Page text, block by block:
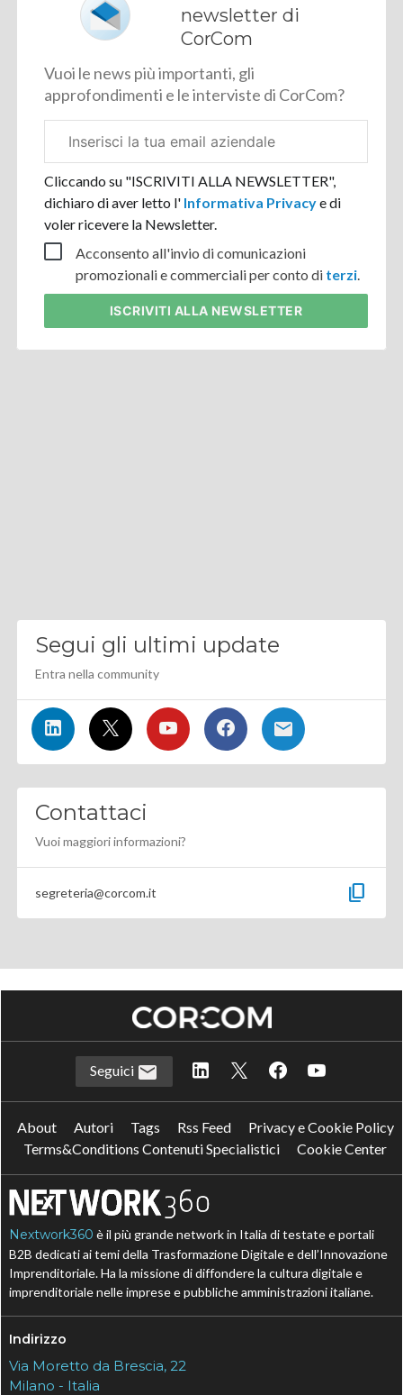
newsletter di
CorCom
Vuoi le news più importanti, gli
approfondimenti e le interviste di CorCom?
aziendale
Cliccando su "ISCRIVITI ALLA NEWSLETTER",
dichiaro di aver letto l' Informativa Privacye di
voler ricevere la Newsletter.
Acconsento all'invio di comunicazioni
promozionali e commerciali per conto di terzi.
ISCRIVITI ALLA NEWSLETTER
Segui gli ultimi update
Entra nella community
Contattaci
Vuoi maggiori informazioni?
segreteria@corcom.it content_copy
Seguici
About Autori Tags Rss Feed
Privacy e Cookie Policy
Terms&Conditions Contenuti Specialistici
Cookie Center
Nextwork360 è il più grande network in Italia di testate e portali
B2B dedicati ai temi della Trasformazione Digitale e dell’Innovazione
Imprenditoriale. Ha la missione di diffondere la cultura digitale e
imprenditoriale nelle imprese e pubbliche amministrazioni italiane.
Indirizzo
Via Moretto da Brescia, 22
Milano - Italia